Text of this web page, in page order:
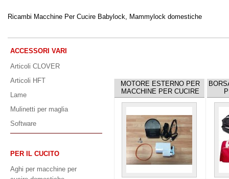
Ricambi Macchine Per Cucire Babylock, Mammylock domestiche
ACCESSORI VARI
Articoli CLOVER
Articoli HFT
Lame
Mulinetti per maglia
Software
PER IL CUCITO
Aghi per macchine per
MOTORE ESTERNO PER
MACCHINE PER CUCIRE